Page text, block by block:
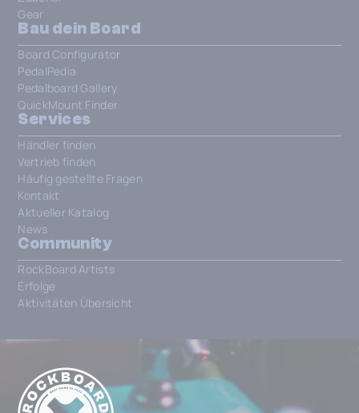
Gear
Bau dein Board
Board Configurator
PedalPedia
Pedalboard Gallery
QuickMount Finder
Services
Händler finden
Vertrieb finden
Häufig gestellte Fragen
Kontakt
Aktueller Katalog
News
Community
RockBoard Artists
Erfolge
Aktivitäten Übersicht